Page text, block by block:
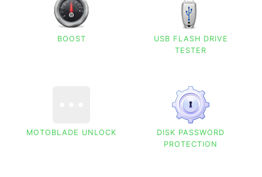
BOOST
USB FLASH DRIVE
TESTER
MOTOBLADE UNLOCK
DISK PASSWORD
PROTECTION